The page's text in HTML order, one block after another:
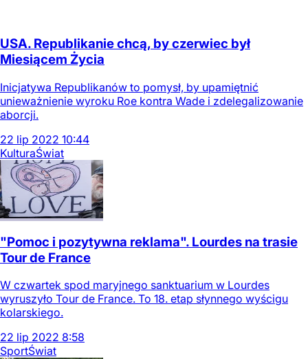
USA. Republikanie chcą, by czerwiec był
Miesiącem Życia
Inicjatywa Republikanów to pomysł, by upamiętnić
unieważnienie wyroku Roe kontra Wade i zdelegalizowanie
aborcji.
22 lip 2022 10:44
KulturaŚwiat
"Pomoc i pozytywna reklama". Lourdes na trasie
Tour de France
W czwartek spod maryjnego sanktuarium w Lourdes
wyruszyło Tour de France. To 18. etap słynnego wyścigu
kolarskiego.
22 lip 2022 8:58
SportŚwiat